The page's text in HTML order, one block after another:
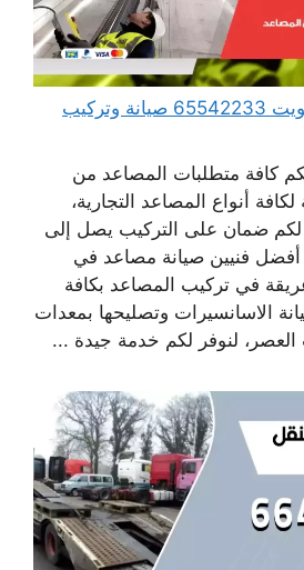
صيانة مصاعد في الكويت 65542233 صيانة وتركيب
كافة متطلبات المصاعد من
أنواع المصاعد التجارية،
لكم ضمان على التركيب يصل إلى
أفضل فنيين صيانة مصاعد في
في تركيب المصاعد بكافة
الاسانسيرات وتصليحها بمعدات
العصر، لنوفر لكم خدمة جيدة ...